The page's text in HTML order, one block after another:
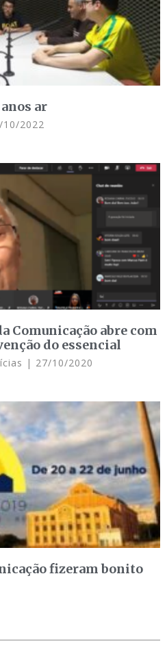
ar
10/2022
Comunicação abre com
do essencial
27/10/2020
fizeram bonito